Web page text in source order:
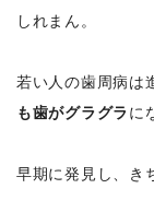
しれまん。
若い人の歯周病は
も歯がグラグラ に
早期に発見し、き